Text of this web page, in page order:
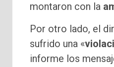
montaron con la
Por otro lado, el
sufrido una «
informe los